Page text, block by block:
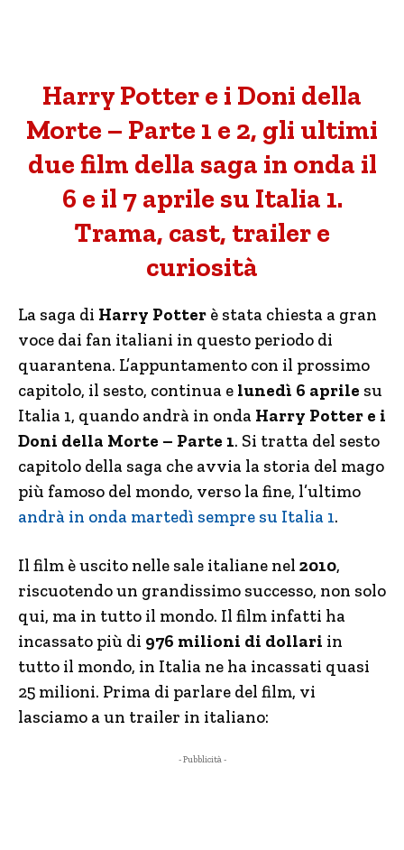
Harry Potter e i Doni della
Morte – Parte 1 e 2, gli ultimi
due film della saga in onda il
6 e il 7 aprile su Italia 1.
Trama, cast, trailer e
curiosità
La saga di Harry Potter è stata chiesta a gran
voce dai fan italiani in questo periodo di
quarantena. L’appuntamento con il prossimo
capitolo, il sesto, continua e lunedì 6 aprile su
Italia 1, quando andrà in onda Harry Potter e i
Doni della Morte – Parte 1. Si tratta del sesto
capitolo della saga che avvia la storia del mago
più famoso del mondo, verso la fine, l’ultimo
andrà in onda martedì sempre su Italia 1.
Il film è uscito nelle sale italiane nel 2010,
riscuotendo un grandissimo successo, non solo
qui, ma in tutto il mondo. Il film infatti ha
incassato più di 976 milioni di dollari in
tutto il mondo, in Italia ne ha incassati quasi
25 milioni. Prima di parlare del film, vi
lasciamo a un trailer in italiano:
- Pubblicità -